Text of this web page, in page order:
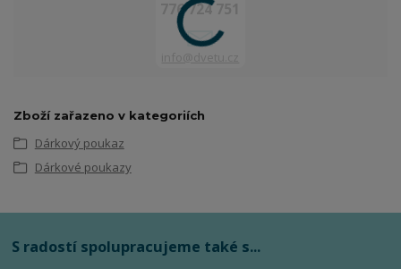
776 724 751
Zboží zařazeno v kategoriích
Dárkový poukaz
Dárkové poukazy
S radostí spolupracujeme také s...